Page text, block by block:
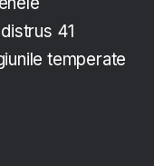
41
temperate